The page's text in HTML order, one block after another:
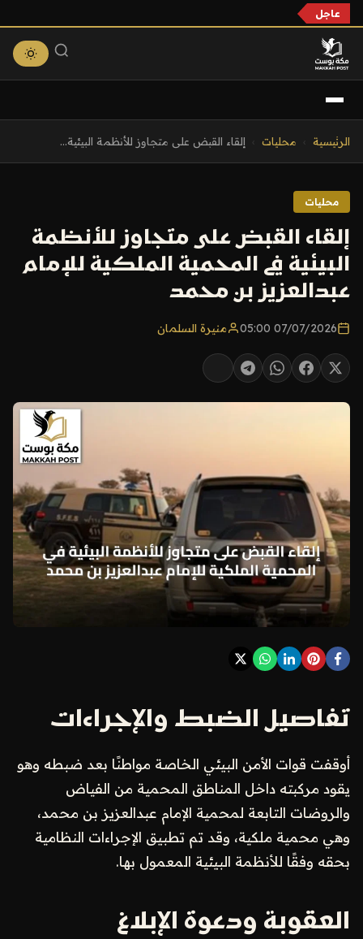
عاجل
الرئيسية محليات إلقاء القبض على متجاوز للأنظمة البيئية...
محليات
إلقاء القبض على متجاوز للأنظمة
البيئية في المحمية الملكية للإمام
عبدالعزيز بن محمد
07/07/2026 05:00 منيرة السلمان
تفاصيل الضبط والإجراءات
أوقفت قوات الأمن البيئي الخاصة مواطنًا بعد ضبطه وهو
يقود مركبته داخل المناطق المحمية من الفياض
والروضات التابعة لمحمية الإمام عبدالعزيز بن محمد،
وهي محمية ملكية، وقد تم تطبيق الإجراءات النظامية
بحقه وفقًا للأنظمة البيئية المعمول بها.
العقوبة ودعوة الإبلاغ